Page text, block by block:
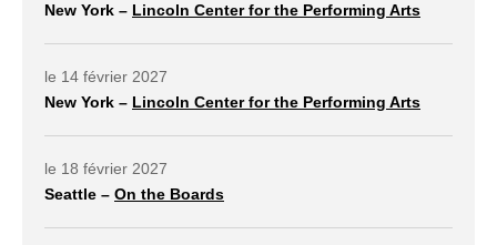
New York – Lincoln Center for the Performing Arts
le 14 février 2027
New York – Lincoln Center for the Performing Arts
le 18 février 2027
Seattle – On the Boards